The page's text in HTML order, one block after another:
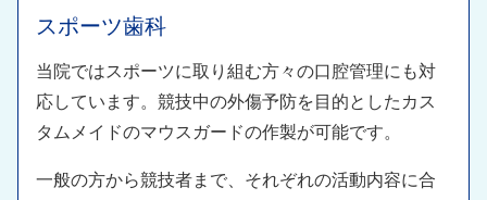
スポーツ歯科​
当院ではスポーツに取り組む方々の口腔管理にも対
応しています。競技中の外傷予防を目的としたカス
タムメイドのマウスガードの作製が可能です。​
一般の方から競技者まで、それぞれの活動内容に合